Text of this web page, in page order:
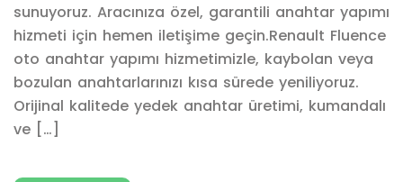
sunuyoruz. Aracınıza özel, garantili anahtar yapımı
hizmeti için hemen iletişime geçin.Renault Fluence
oto anahtar yapımı hizmetimizle, kaybolan veya
bozulan anahtarlarınızı kısa sürede yeniliyoruz.
Orijinal kalitede yedek anahtar üretimi, kumandalı
ve […]